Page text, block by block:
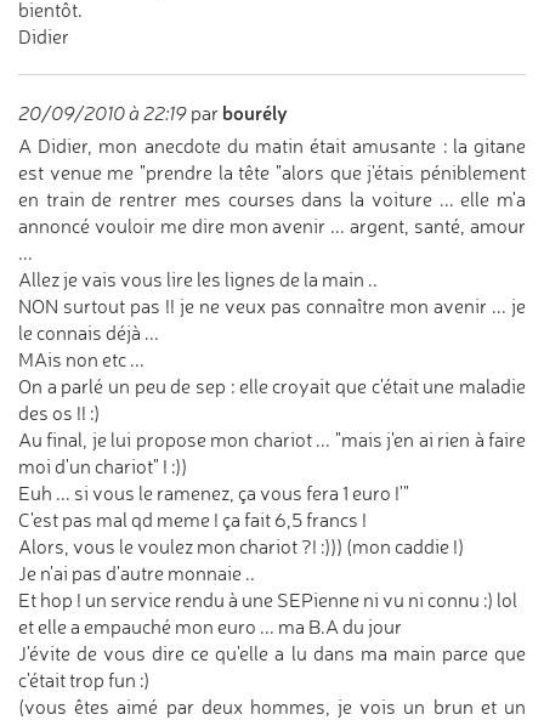
bientôt.
Didier
20/09/2010 à 22:19 par bourély
A Didier, mon anecdote du matin était amusante : la gitane
est venue me "prendre la tête "alors que j'étais péniblement
en train de rentrer mes courses dans la voiture ... elle m'a
annoncé vouloir me dire mon avenir ... argent, santé, amour
...
Allez je vais vous lire les lignes de la main ..
NON surtout pas !! je ne veux pas connaître mon avenir ... je
le connais déjà ...
MAis non etc ...
On a parlé un peu de sep : elle croyait que c'était une maladie
des os !! :)
Au final, je lui propose mon chariot ... "mais j'en ai rien à faire
moi d'un chariot" ! :))
Euh ... si vous le ramenez, ça vous fera 1 euro !'"
C'est pas mal qd meme ! ça fait 6,5 francs !
Alors, vous le voulez mon chariot ?! :))) (mon caddie !)
Je n'ai pas d'autre monnaie ..
Et hop ! un service rendu à une SEPienne ni vu ni connu :) lol
et elle a empauché mon euro ... ma B.A du jour
J'évite de vous dire ce qu'elle a lu dans ma main parce que
c'était trop fun :)
(vous êtes aimé par deux hommes, je vois un brun et un